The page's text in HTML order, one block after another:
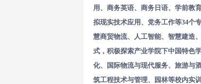
用、商务英语、商务日语、学前教
拟现实技术应用、党务工作等34个
慧商贸物流、人工智能、智慧建造
式，积极探索产业学院下中国特色
化、国际物流与现代服务、旅游与
筑工程技术与管理、园林等校内实